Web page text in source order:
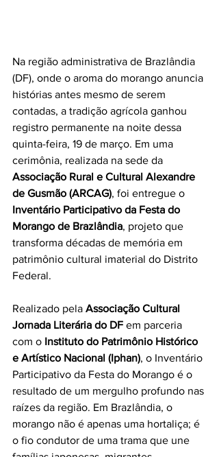
Na região administrativa de Brazlândia
(DF), onde o aroma do morango anuncia
histórias antes mesmo de serem
contadas, a tradição agrícola ganhou
registro permanente na noite dessa
quinta-feira, 19 de março. Em uma
cerimônia, realizada na sede da
Associação Rural e Cultural Alexandre
de Gusmão (ARCAG), foi entregue o
Inventário Participativo da Festa do
Morango de Brazlândia, projeto que
transforma décadas de memória em
patrimônio cultural imaterial do Distrito
Federal.
Realizado pela Associação Cultural
Jornada Literária do DF em parceria
com o Instituto do Patrimônio Histórico
e Artístico Nacional (Iphan), o Inventário
Participativo da Festa do Morango é o
resultado de um mergulho profundo nas
raízes da região. Em Brazlândia, o
morango não é apenas uma hortaliça; é
o fio condutor de uma trama que une